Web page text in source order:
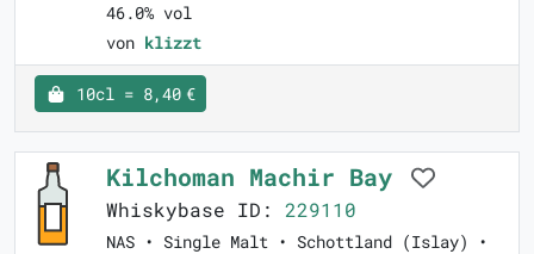
46.0% vol
von klizzt
10cl = 8,40 €
Kilchoman Machir Bay
Whiskybase ID: 229110
NAS • Single Malt • Schottland (Islay) •